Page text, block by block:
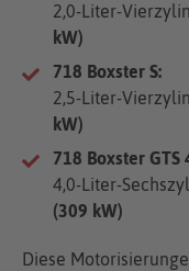
2,0-Liter-
kW)
718 Boxster S:
2,5-Liter-
kW)
718 Boxster GTS
4,0-Liter-
(309 kW)
Diese